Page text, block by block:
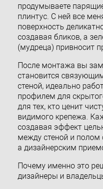
продумываете
плинтус. С ней все
поверхность
создавая бликов, а
(мудреца) привносит
После монтажа вы
становится
стеной, идеально
профилем для
для тех, кто ценит
видимого крепежа.
создавая эффект
между стеной и полом
а дизайнерским
Почему именно это
дизайнеры и